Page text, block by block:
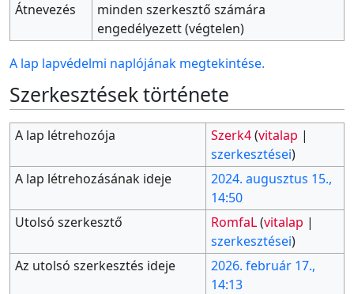
Átnevezés
minden szerkesztő számára
engedélyezett (végtelen)
A lap lapvédelmi naplójának megtekintése.
Szerkesztések története
A lap létrehozója Szerk4(vitalap |
szerkesztései)
A lap létrehozásának ideje
2024. augusztus 15.,
14:50
Utolsó szerkesztő
RomfaL(vitalap |
szerkesztései)
Az utolsó szerkesztés ideje
2026. február 17.,
14:13